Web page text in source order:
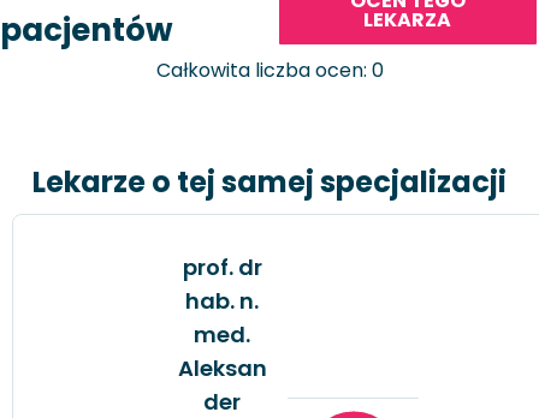
pacjentów
LEKARZA
Całkowita liczba ocen: 0
Lekarze o tej samej specjalizacji
prof. dr
hab. n.
med.
Aleksan
der